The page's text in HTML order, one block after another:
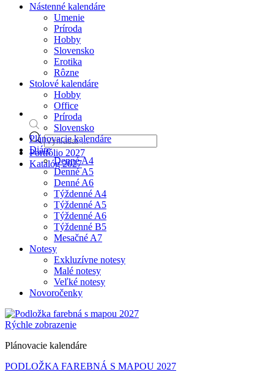
Products
search
Portfólio 2027
Katalóg 2027
Nástenné kalendáre
Umenie
Príroda
Hobby
Slovensko
Erotika
Rôzne
Stolové kalendáre
Hobby
Office
Príroda
Slovensko
Plánovacie kalendáre
Diáre
Denné A4
Denné A5
Denné A6
Týždenné A4
Týždenné A5
Týždenné A6
Týždenné B5
Mesačné A7
Notesy
Exkluzívne notesy
Malé notesy
Veľké notesy
Novoročenky
Rýchle zobrazenie
Plánovacie kalendáre
PODLOŽKA FAREBNÁ S MAPOU 2027